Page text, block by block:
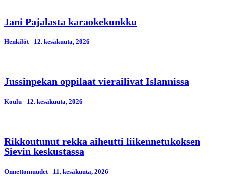
Jani Pajalasta karaokekunkku
Henkilöt 12. kesäkuuta, 2026
Jussinpekan oppilaat vierailivat Islannissa
Koulu 12. kesäkuuta, 2026
Rikkoutunut rekka aiheutti liikennetukoksen
Sievin keskustassa
Onnettomuudet 11. kesäkuuta, 2026